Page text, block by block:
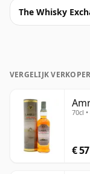
The Whisky
VERGELIJK
70cl
€ 57